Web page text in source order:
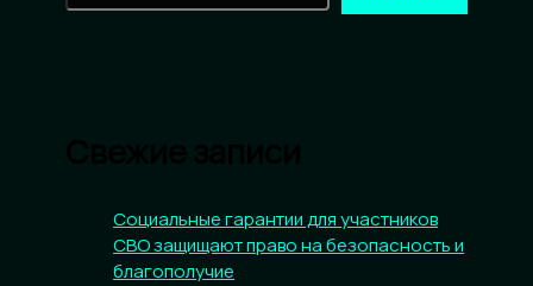
Социальные гарантии для участников
СВО защищают право на безопасность и
благополучие